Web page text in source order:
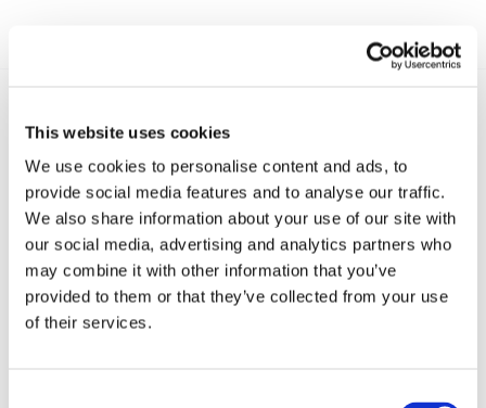
This website uses cookies
We use cookies to personalise content and ads, to
provide social media features and to analyse our traffic.
We also share information about your use of our site with
our social media, advertising and analytics partners who
may combine it with other information that you’ve
provided to them or that they’ve collected from your use
of their services.
Recent posts.
24 Luglio 2026
Diritto civile, Michela Colitta, Sentenze Cassazione
Roberto De Gaetano